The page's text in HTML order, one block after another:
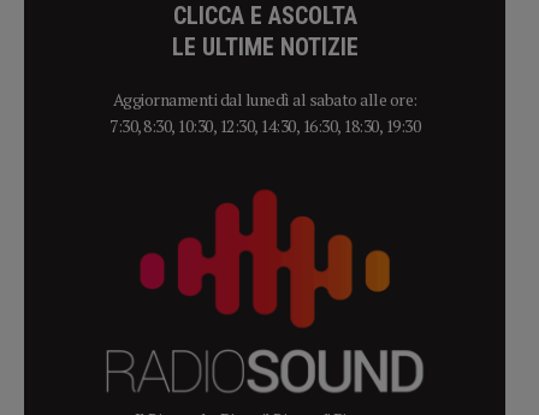
CLICCA E ASCOLTA
LE ULTIME NOTIZIE
Aggiornamenti dal lunedì al sabato alle ore:
7:30, 8:30, 10:30, 12:30, 14:30, 16:30, 18:30, 19:30